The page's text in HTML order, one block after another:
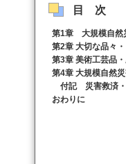
目次
第1章 大規模自然
第2章 大切な品々
第3章 美術工芸品
第4章 大規模自然
付記 災害救済・
おわりに